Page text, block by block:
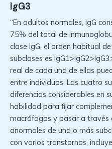
IgG3
“En adultos normales, IgG
75% del total de
clase IgG, el orden habitual
subclases es
real de cada una de ellas
entre individuos. Las cuatro
diferencias considerables en
habilidad para fijar
macrófagos y pasar a través
anormales de una o más
con varios transtornos,